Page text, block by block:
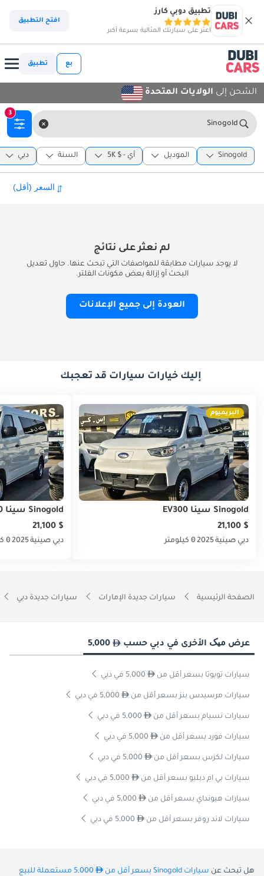
تطبيق دوبي كارز
اعثر على سيارتك المثالية بسرعة أكبر
افتح التطبيق
بع تطبيق
الشحن إلى الولايات المتحدة
Sinogold
3
Sinogold الموديل أي -
5K $ السنة دبي
لم نعثر على نتائج
لا يوجد سيارات مطابقة للمواصفات التي تبحث عنها. حاول تعديل
البحث أو إزالة بعض مكونات الفلتر.
العودة إلى جميع الإعلانات
إليك خيارات سيارات قد تعجبك
البريميوم
Sinogold سينا EV300
$ 21,100
دبي صينية20250 كيلومتر
Sinogold سينا EV300
$ 21,100
دبي صينية20250 كيلومتر
الصفحة الرئيسية سيارات جديدة الإمارات سيارات جديدة دبي
عرض میک الأخرى في دبي حسب 5,000
سيارات تويوتا بسعر أقل من 5,000 في دبي
سيارات مرسيدس بنز بسعر أقل من 5,000 في دبي
سيارات نسيام بسعر أقل من 5,000 في دبي
سيارات فورد بسعر أقل من 5,000 في دبي
سيارات لكزس بسعر أقل من 5,000 في دبي
سيارات بي ام دبليو بسعر أقل من 5,000 في دبي
سيارات هيونداي بسعر أقل من 5,000 في دبي
سيارات لاند روفر بسعر أقل من 5,000 في دبي
هل تبحث عن سيارات Sinogold بسعر أقل من
5,000 مستعملة للبيع